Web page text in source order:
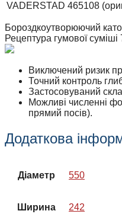
VADERSTAD 465108
Бороздкоутворюючий
Рецептура гумової суміші
Виключений ризик
Точний контроль
Застосовуваний
Можливі численні
прямий посів).
Додаткова
Діаметр 550
Ширина 242